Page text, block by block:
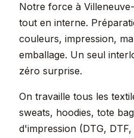
Notre force à
tout en interne.
couleurs, impression,
emballage. Un seul
zéro surprise.
On travaille tous les
sweats, hoodies, tote
d'impression (DTG,